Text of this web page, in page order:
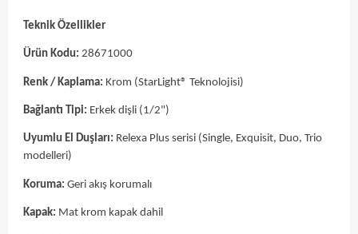
Teknik Özellikler
Ürün Kodu: 28671000
Renk / Kaplama: Krom (StarLight® Teknolojisi)
Bağlantı Tipi: Erkek dişli (1/2")
Uyumlu El Duşları: Relexa Plus serisi (Single, Exquisit, Duo, Trio
modelleri)
Koruma: Geri akış korumalı
Kapak: Mat krom kapak dahil